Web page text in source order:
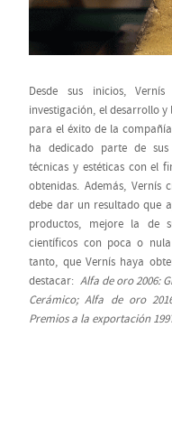
Desde sus inicios,
investigación, el desarrollo
para el éxito de la
ha dedicado parte de sus
técnicas y estéticas con el
obtenidas. Además, Vernís
debe dar un resultado que
productos, mejore la de
cientíﬁcos con poca o
tanto, que Vernís haya
destacar: Alfa de oro 2006:
Cerámico; Alfa de oro
Premios a la exportación